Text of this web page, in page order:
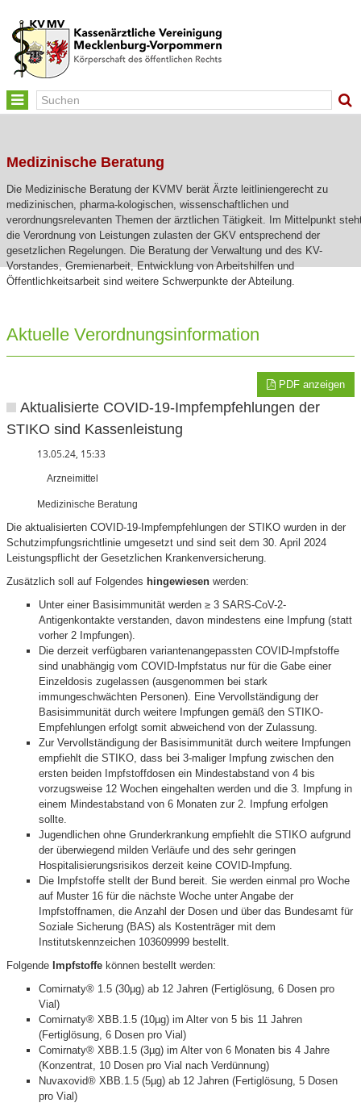
Toggle
navigation
Medizinische Beratung
Die Medizinische Beratung der KVMV berät Ärzte leitliniengerecht zu
medizinischen, pharma-kologischen, wissenschaftlichen und
verordnungsrelevanten Themen der ärztlichen Tätigkeit. Im Mittelpunkt
die Verordnung von Leistungen zulasten der GKV entsprechend der
gesetzlichen Regelungen. Die Beratung der Verwaltung und des KV-
Vorstandes, Gremienarbeit, Entwicklung von Arbeitshilfen und
Öffentlichkeitsarbeit sind weitere Schwerpunkte der Abteilung.
Aktuelle Verordnungsinformation
PDF anzeigen
Aktualisierte COVID-19-Impfempfehlungen der
STIKO sind Kassenleistung
13.05.24, 15:33
Arzneimittel
Medizinische Beratung
Die aktualisierten COVID-19-Impfempfehlungen der STIKO wurden in der
Schutzimpfungsrichtlinie umgesetzt und sind seit dem 30. April 2024
Leistungspflicht der Gesetzlichen Krankenversicherung.
Zusätzlich soll auf Folgendes hingewiesen werden:
Unter einer Basisimmunität werden ≥ 3 SARS-CoV-2-
Antigenkontakte verstanden, davon mindestens eine Impfung (statt
vorher 2 Impfungen).
Die derzeit verfügbaren variantenangepassten COVID-Impfstoffe
sind unabhängig vom COVID-Impfstatus nur für die Gabe einer
Einzeldosis zugelassen (ausgenommen bei stark
immungeschwächten Personen). Eine Vervollständigung der
Basisimmunität durch weitere Impfungen gemäß den STIKO-
Empfehlungen erfolgt somit abweichend von der Zulassung.
Zur Vervollständigung der Basisimmunität durch weitere Impfungen
empfiehlt die STIKO, dass bei 3-maliger Impfung zwischen den
ersten beiden Impfstoffdosen ein Mindestabstand von 4 bis
vorzugsweise 12 Wochen eingehalten werden und die 3. Impfung in
einem Mindestabstand von 6 Monaten zur 2. Impfung erfolgen
sollte.
Jugendlichen ohne Grunderkrankung empfiehlt die STIKO aufgrund
der überwiegend milden Verläufe und des sehr geringen
Hospitalisierungsrisikos derzeit keine COVID-Impfung.
Die Impfstoffe stellt der Bund bereit. Sie werden einmal pro Woche
auf Muster 16 für die nächste Woche unter Angabe der
Impfstoffnamen, die Anzahl der Dosen und über das Bundesamt für
Soziale Sicherung (BAS) als Kostenträger mit dem
Institutskennzeichen 103609999 bestellt.
Folgende Impfstoffe können bestellt werden:
Comirnaty® 1.5 (30µg) ab 12 Jahren (Fertiglösung, 6 Dosen pro
Vial)
Comirnaty® XBB.1.5 (10µg) im Alter von 5 bis 11 Jahren
(Fertiglösung, 6 Dosen pro Vial)
Comirnaty® XBB.1.5 (3µg) im Alter von 6 Monaten bis 4 Jahre
(Konzentrat, 10 Dosen pro Vial nach Verdünnung)
Nuvaxovid® XBB.1.5 (5µg) ab 12 Jahren (Fertiglösung, 5 Dosen
pro Vial)